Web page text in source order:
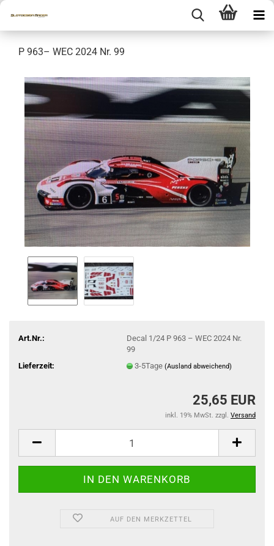
P 963– WEC 2024 Nr. 99
Art.Nr.:
Decal 1/24 P 963 – WEC 2024 Nr.
99
Lieferzeit:
3-5Tage (Ausland abweichend)
25,65 EUR
inkl. 19% MwSt. zzgl. Versand
AUF DEN MERKZETTEL